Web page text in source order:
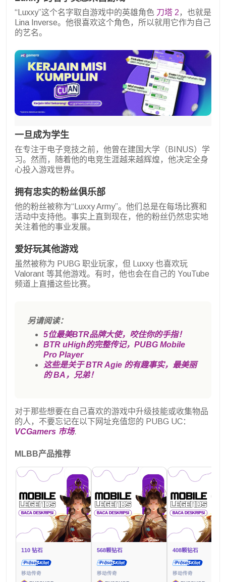
“Luxxy”这个名字取自游戏中的英雄角色 刀塔 2 ，也就是
Lina Inverse。他很喜欢这个角色，所以就用它作为自己
的艺名。
一旦成为学生
在专注于电子竞技之前，他曾在建国大学（BINUS）学
习。然而，随着他的电竞生涯越来越辉煌，他决定全身
心投入游戏世界。
拥有忠实的粉丝俱乐部
他的粉丝被称为“Luxxy Army”。他们总是在每场比赛和
活动中支持他。事实上直到现在，他的粉丝仍然忠实地
关注着他的事业发展。
爱好玩其他游戏
虽然被称为 PUBG 职业玩家，但 Luxxy 也喜欢玩
Valorant 等其他游戏。有时，他也会在自己的 YouTube
频道上直播这些比赛。
另请阅读：
5位最美BTR品牌大使，咬住你的手指！
BTR uHigh的完整传记，PUBG Mobile
Pro Player
这些是关于 BTR Agie 的有趣事实，最美丽
的 BA，兄弟！
对于那些想要在自己喜欢的游戏中升级技能或收集物品
的人，不要忘记在以下网址充值您的 PUBG UC：
VCGamers 市场.
MLBB产品推荐
110 钻石
移动传奇
568颗钻石
移动传奇
408颗钻石
移动传奇